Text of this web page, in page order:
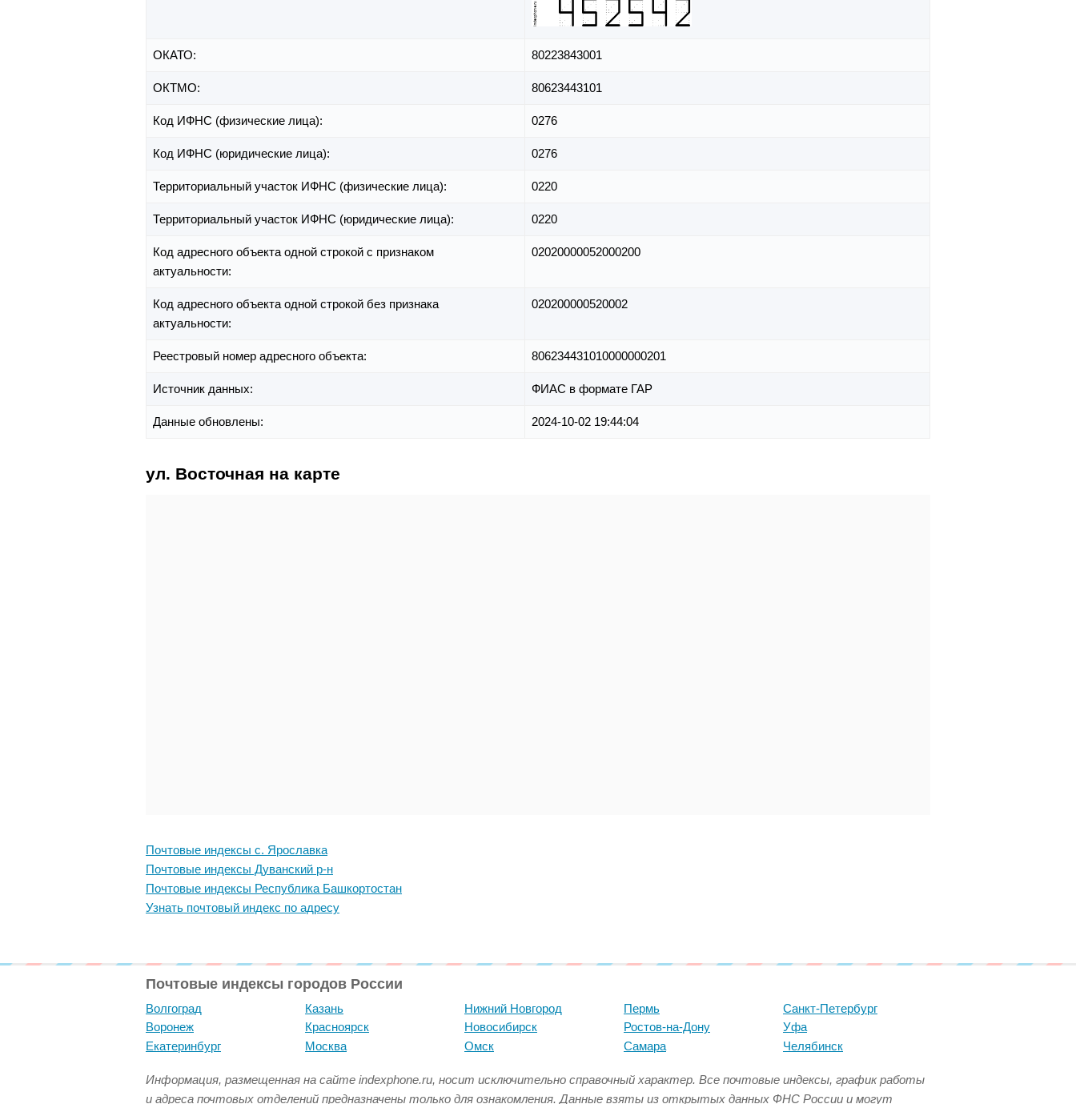
ОКАТО: 80223843001
ОКТМО: 80623443101
Код ИФНС (физические лица): 0276
Код ИФНС (юридические лица): 0276
Территориальный участок ИФНС (физические лица): 0220
Территориальный участок ИФНС (юридические лица): 0220
Код адресного объекта одной строкой с признаком
актуальности:
02020000052000200
Код адресного объекта одной строкой без признака
актуальности:
020200000520002
Реестровый номер адресного объекта: 806234431010000000201
Источник данных: ФИАС в формате ГАР
Данные обновлены: 2024-10-02 19:44:04
ул. Восточная на карте
Почтовые индексы с. Ярославка
Почтовые индексы Дуванский р-н
Почтовые индексы Республика Башкортостан
Узнать почтовый индекс по адресу
Почтовые индексы городов России
Волгоград
Воронеж
Екатеринбург
Казань
Красноярск
Москва
Нижний Новгород
Новосибирск
Омск
Пермь
Ростов-на-Дону
Самара
Санкт-Петербург
Уфа
Челябинск
Информация, размещенная на сайте indexphone.ru, носит исключительно справочный характер. Все почтовые индексы, график работы
и адреса почтовых отделений предназначены только для ознакомления. Данные взяты из открытых данных ФНС России и могут